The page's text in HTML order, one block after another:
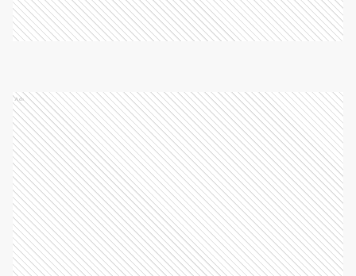
Ads